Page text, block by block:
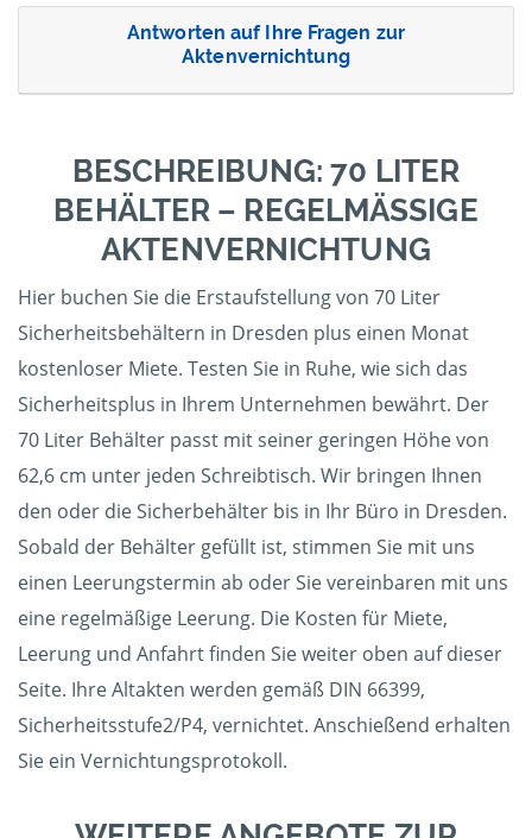
Antworten auf Ihre Fragen zur
Aktenvernichtung
BESCHREIBUNG: 70 LITER
BEHÄLTER – REGELMÄSSIGE A
KTENVERNICHTUNG
Hier buchen Sie die Erstaufstellung von 70 Liter
Sicherheitsbehältern in Dresden plus einen Monat
kostenloser Miete. Testen Sie in Ruhe, wie sich das
Sicherheitsplus in Ihrem Unternehmen bewährt. Der
70 Liter Behälter passt mit seiner geringen Höhe von
62,6 cm unter jeden Schreibtisch. Wir bringen Ihnen
den oder die Sicherbehälter bis in Ihr Büro in Dresden.
Sobald der Behälter gefüllt ist, stimmen Sie mit uns
einen Leerungstermin ab oder Sie vereinbaren mit uns
eine regelmäßige Leerung. Die Kosten für Miete,
Leerung und Anfahrt finden Sie weiter oben auf dieser
Seite. Ihre Altakten werden gemäß DIN 66399,
Sicherheitsstufe2/P4, vernichtet. Anschießend erhalten
Sie ein Vernichtungsprotokoll.